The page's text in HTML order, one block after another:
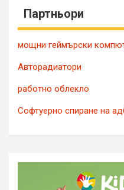
Партньори
мощни геймърски
Авторадиатори
работно облекло
Софтуерно спиране на